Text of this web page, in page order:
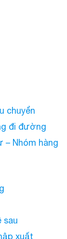
chuyển
đi đường
– Nhóm hàng
sau
xuất